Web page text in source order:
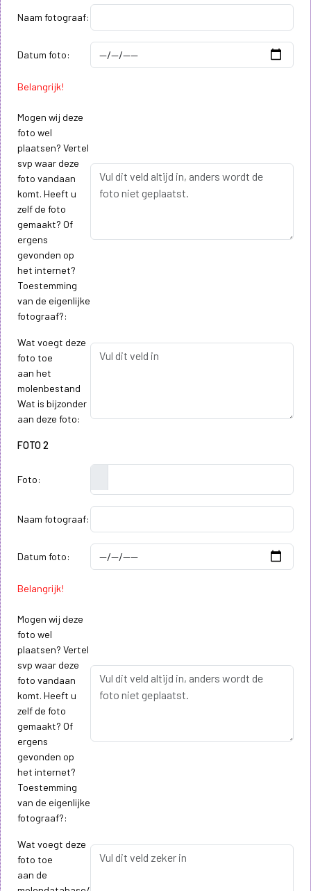
Naam fotograaf:
Datum foto:
Belangrijk!
Mogen wij deze
foto wel
plaatsen? Vertel
svp waar deze
foto vandaan
komt. Heeft u
zelf de foto
gemaakt? Of
ergens
gevonden op
het internet?
Toestemming
van de eigenlijke
fotograaf?:
Wat voegt deze
foto toe
aan het
molenbestand
Wat is bijzonder
aan deze foto:
FOTO 2
Foto:
Naam fotograaf:
Datum foto:
Belangrijk!
Mogen wij deze
foto wel
plaatsen? Vertel
svp waar deze
foto vandaan
komt. Heeft u
zelf de foto
gemaakt? Of
ergens
gevonden op
het internet?
Toestemming
van de eigenlijke
fotograaf?:
Wat voegt deze
foto toe
aan de